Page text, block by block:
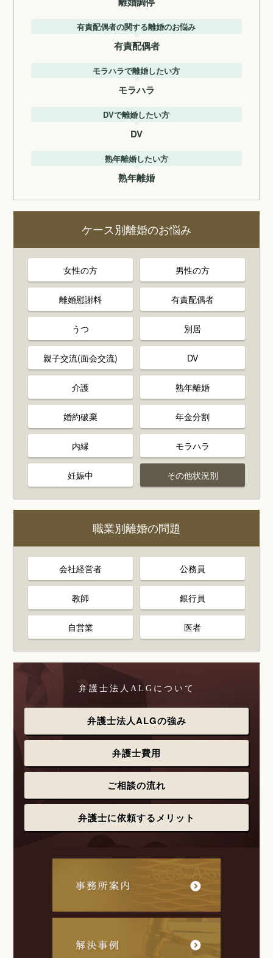
有責配偶者の関する離婚のお悩み
有責配偶者
モラハラで離婚したい方
モラハラ
DVで離婚したい方
DV
熟年離婚したい方
熟年離婚
ケース別離婚のお悩み
女性の方 男性の方
離婚慰謝料 有責配偶者
うつ 別居
親子交流(面会交流) DV
介護 熟年離婚
婚約破棄 年金分割
内縁 モラハラ
妊娠中 その他状況別
職業別離婚の問題
会社経営者 公務員
教師 銀行員
自営業 医者
弁護士法人ALGについて
弁護士法人ALGの強み
弁護士費用
ご相談の流れ
弁護士に依頼するメリット